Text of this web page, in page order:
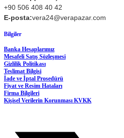
+90 506 408 40 42
E-posta:vera24@verapazar.com
Bilgiler
Banka Hesaplarımız
Mesafeli Satış Sözleşmesi
Gizlilik Politikası
Teslimat Bilgisi
İade ve İptal Prosedürü
Fiyat ve Resim Hataları
Firma Bilgileri
Kişisel Verilerin Korunması KVKK